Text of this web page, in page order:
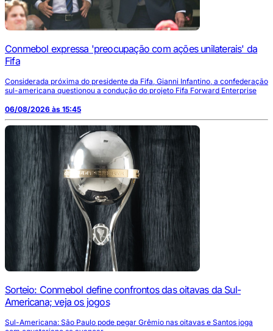
Conmebol expressa 'preocupação com ações unilaterais' da
Fifa
Considerada próxima do presidente da Fifa, Gianni Infantino, a confederação
sul-americana questionou a condução do projeto Fifa Forward Enterprise
06/08/2026 às 15:45
Sorteio: Conmebol define confrontos das oitavas da Sul-
Americana; veja os jogos
Sul-Americana: São Paulo pode pegar Grêmio nas oitavas e Santos joga